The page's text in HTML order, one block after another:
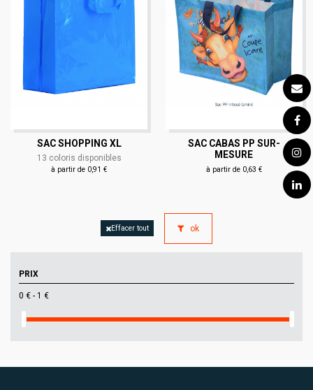
SAC SHOPPING XL
13 coloris disponibles
à partir de 0,91 €
SAC CABAS PP SUR-
MESURE
à partir de 0,63 €
Effacer tout ok
PRIX
0 € - 1 €